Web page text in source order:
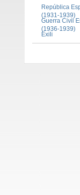
República
(1931-1939)
Guerra Civil
(1936-1939)
Exili